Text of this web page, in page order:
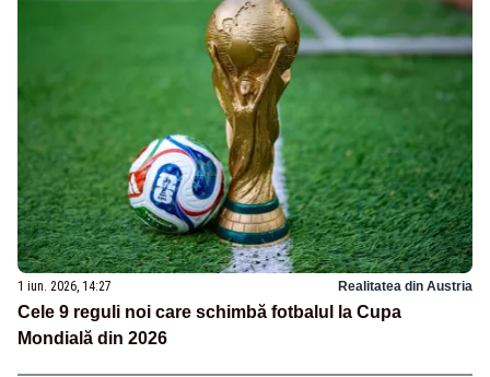
1 iun. 2026, 14:27 Realitatea din Austria
Cele 9 reguli noi care schimbă fotbalul la Cupa
Mondială din 2026